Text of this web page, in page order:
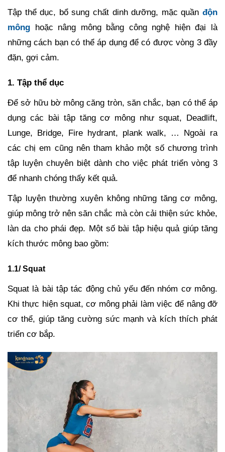
Tập thể dục, bổ sung chất dinh dưỡng, mặc quần độn
mông hoặc nâng mông bằng công nghệ hiện đại là
những cách bạn có thể áp dụng để có được vòng 3 đầy
đặn, gợi cảm.
1. Tập thể dục
Để sở hữu bờ mông căng tròn, săn chắc, bạn có thể áp
dụng các bài tập tăng cơ mông như squat, Deadlift,
Lunge, Bridge, Fire hydrant, plank walk, … Ngoài ra
các chị em cũng nên tham khảo một số chương trình
tập luyện chuyên biệt dành cho việc phát triển vòng 3
để nhanh chóng thấy kết quả.
Tập luyện thường xuyên không những tăng cơ mông,
giúp mông trở nên săn chắc mà còn cải thiện sức khỏe,
làn da cho phái đẹp. Một số bài tập hiệu quả giúp tăng
kích thước mông bao gồm:
1.1/ Squat
Squat là bài tập tác động chủ yếu đến nhóm cơ mông.
Khi thực hiện squat, cơ mông phải làm việc để nâng đỡ
cơ thể, giúp tăng cường sức mạnh và kích thích phát
triển cơ bắp.